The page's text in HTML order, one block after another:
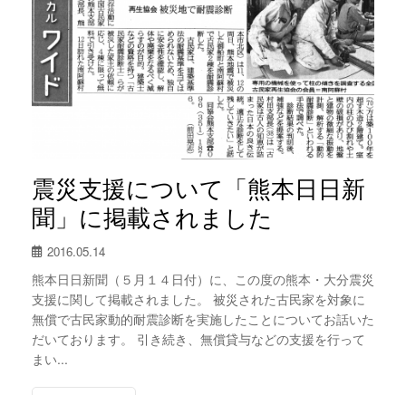
震災支援について「熊本日日新
聞」に掲載されました
2016.05.14
熊本日日新聞（５月１４日付）に、この度の熊本・大分震災
支援に関して掲載されました。 被災された古民家を対象に
無償で古民家動的耐震診断を実施したことについてお話いた
だいております。 引き続き、無償貸与などの支援を行って
まい...